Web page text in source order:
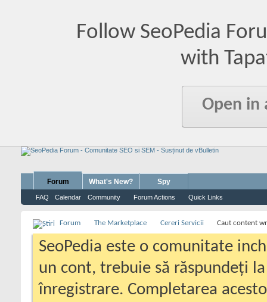
Follow SeoPedia
with
Open in
Forum
FAQ Calendar Community Forum Actions Quick Links
What's New? Spy
Forum The Marketplace Cereri Servicii Caut content
SeoPedia este o comunitate
un cont, trebuie să răspundeți
înregistrare. Completarea